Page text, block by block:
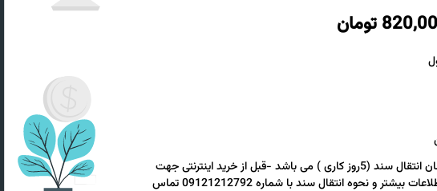
تومان
مدت زمان انتقال سند (5روز کاری ) می باشد -قبل از خرید اینترنتی جهت
کسب اطلاعات بیشتر و نحوه انتقال سند با شماره 09121212792 تماس